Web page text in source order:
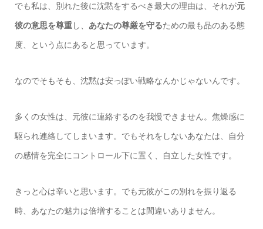
でも私は、別れた後に沈黙をするべき最大の理由は、それが元
彼の意思を尊重し、 あなたの尊厳を守るための最も品のある態
度、という点にあると思っています。
なのでそもそも、沈黙は安っぽい戦略なんかじゃないんです。
多くの女性は、元彼に連絡するのを我慢できません。焦燥感に
駆られ連絡してしまいます。でもそれをしないあなたは、自分
の感情を完全にコントロール下に置く、自立した女性です。
きっと心は辛いと思います。でも元彼がこの別れを振り返る
時、あなたの魅力は倍増することは間違いありません。